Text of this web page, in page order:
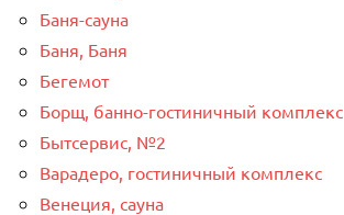
Баня-сауна
Баня, Баня
Бегемот
Борщ, банно-гостиничный комплекс
Бытсервис, №2
Варадеро, гостиничный комплекс
Венеция, сауна